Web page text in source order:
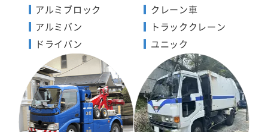
アルミブロック
アルミバン
ドライバン
クレーン車
トラッククレーン
ユニック